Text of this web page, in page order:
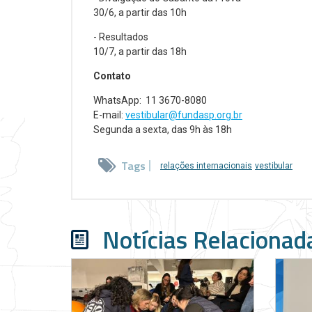
30/6, a partir das 10h
- Resultados
10/7, a partir das 18h
Contato
WhatsApp: 11 3670-8080
E-mail: vestibular@fundasp.org.br
Segunda a sexta, das 9h às 18h
Tags relações internacionais vestibular
Notícias